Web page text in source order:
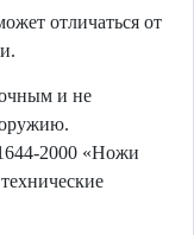
отличаться от
и не
оружию.
2000 «Ножи